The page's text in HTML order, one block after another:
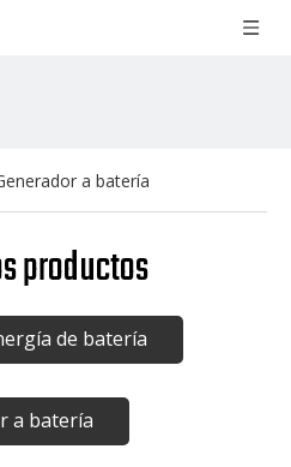
a batería
productos
de batería
a batería